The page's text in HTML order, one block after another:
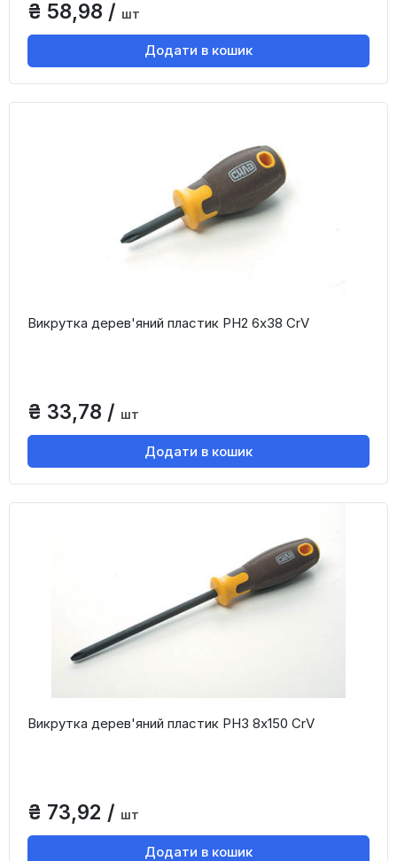
₴ 58,98 / шт
Додати в кошик
Викрутка дерев'яний пластик PH2 6x38 CrV
₴ 33,78 / шт
Додати в кошик
Викрутка дерев'яний пластик PH3 8x150 CrV
₴ 73,92 / шт
Додати в кошик